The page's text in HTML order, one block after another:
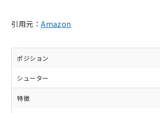
引用元：Amazon
ポジション
シューター
特徴